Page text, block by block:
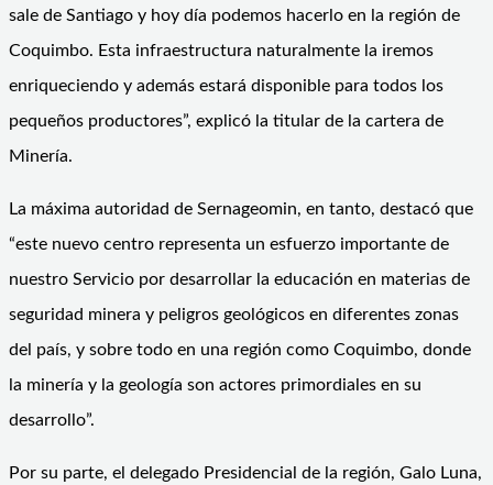
sale de Santiago y hoy día podemos hacerlo en la región de
Coquimbo. Esta infraestructura naturalmente la iremos
enriqueciendo y además estará disponible para todos los
pequeños productores”, explicó la titular de la cartera de
Minería.
La máxima autoridad de Sernageomin, en tanto, destacó que
“este nuevo centro representa un esfuerzo importante de
nuestro Servicio por desarrollar la educación en materias de
seguridad minera y peligros geológicos en diferentes zonas
del país, y sobre todo en una región como Coquimbo, donde
la minería y la geología son actores primordiales en su
desarrollo”.
Por su parte, el delegado Presidencial de la región, Galo Luna,